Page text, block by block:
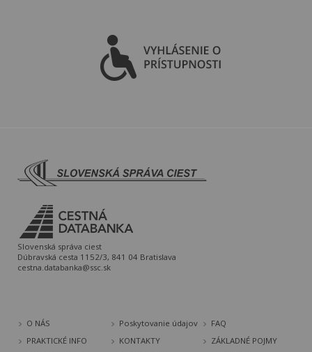
Slovenská správa ciest
Dúbravská cesta 1152/3, 841 04 Bratislava
cestna.databanka@ssc.sk
O NÁS Poskytovanie údajov
FAQ
PRAKTICKÉ INFO
KONTAKTY
ZÁKLADNÉ POJMY